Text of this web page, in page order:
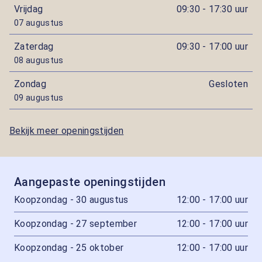
Vrijdag
07 augustus
09:30 - 17:30 uur
Zaterdag
08 augustus
09:30 - 17:00 uur
Zondag
09 augustus
Gesloten
Bekijk meer openingstijden
Aangepaste openingstijden
Koopzondag - 30 augustus 12:00 - 17:00 uur
Koopzondag - 27 september 12:00 - 17:00 uur
Koopzondag - 25 oktober 12:00 - 17:00 uur